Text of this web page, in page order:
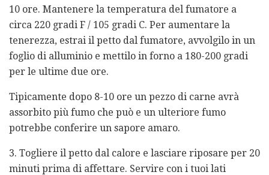
10 ore. Mantenere la temperatura del fumatore a
circa 220 gradi F / 105 gradi C. Per aumentare la
tenerezza, estrai il petto dal fumatore, avvolgilo in un
foglio di alluminio e mettilo in forno a 180-200 gradi
per le ultime due ore.
Tipicamente dopo 8-10 ore un pezzo di carne avrà
assorbito più fumo che può e un ulteriore fumo
potrebbe conferire un sapore amaro.
3. Togliere il petto dal calore e lasciare riposare per 20
minuti prima di affettare. Servire con i tuoi lati